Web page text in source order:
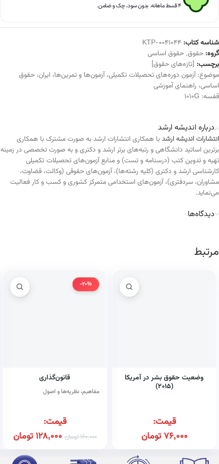
۴ قسط ماهانه. بدون سود، چک و ضامن.
شناسه کتاب: KTP-0041044
گروه: حقوق, حقوق اساسی
برچسب: [تازه‌های حقوق]
موضوع:آزمون دوره‌های تحصیلات تکمیلی،آزمون‌ها و تمرین‌ها، ایران، حقوق
اساسی، راهنمای آموزشی
قفسه: 1010G
درباره اندیشه ارشد
انتشارات اندیشه ارشدبا همکاری انتشارات ارشد به صورت مشترک با همکاری
برترین اساتید دانشگاهی و رتبه‌های برتر ارشد و دکتری و به صورت تخصصی در زمینه
تهیه و تدوین کتب (درسنامه و تست) و منابع آزمون‌های تحصیلات تکمیلی
کارشناسی ارشد و دکتری (کلیه رشته‌ها)، آزمون‌های حقوقی (وکالت، قضاوت،
مشاوران، سردفتری)، آزمون‌های استخدامی متمرکز کشوری و کسب و کار فعالیت
می‌نماید.
دیدگاه‌ها
مرتبط
وضعیت حقوق بشر در آمریکا
(۲۰۱۵)
قیمت:
76,000تومان
-20%
قانون‌گذاری
مفاهیم، نظریه‌ها و اصول
قیمت:
160,000تومان 128,000تومان